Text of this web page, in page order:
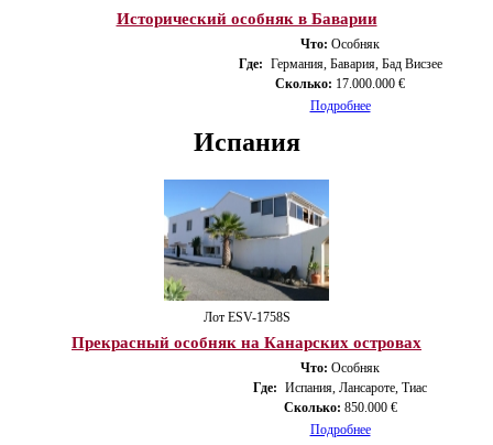
Исторический особняк в Баварии
Что: Особняк
Где: Германия, Бавария, Бад Висзее
Сколько: 17.000.000 €
Подробнее
Испания
Лот ESV-1758S
Прекрасный особняк на Канарских островах
Что: Особняк
Где: Испания, Лансароте, Тиас
Сколько: 850.000 €
Подробнее